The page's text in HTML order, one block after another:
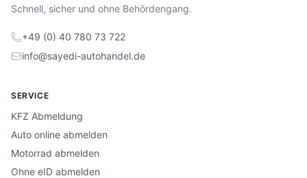
Schnell, sicher und ohne Behördengang.
+49 (0) 40 780 73 722
info@sayedi-autohandel.de
SERVICE
KFZ Abmeldung
Auto online abmelden
Motorrad abmelden
Ohne eID abmelden